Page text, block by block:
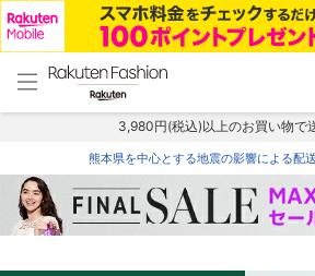
menu home
トップ
3,980円(税込)以上のお買い物で
熊本県を中心とする地震の影響による配